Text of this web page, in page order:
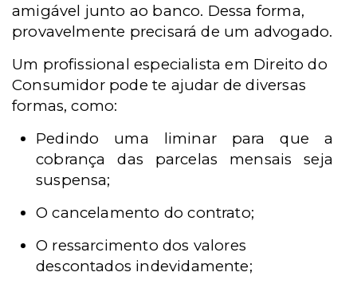
amigável junto ao banco. Dessa forma,
provavelmente precisará de um advogado.
Um profissional especialista em Direito do
Consumidor pode te ajudar de diversas
formas, como:
Pedindo uma liminar para que a
cobrança das parcelas mensais seja
suspensa;
O cancelamento do contrato;
O ressarcimento dos valores
descontados indevidamente;